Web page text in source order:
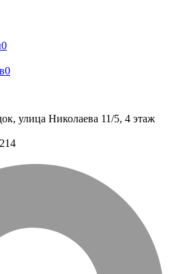
0
0
улица Николаева 11/5, 4 этаж